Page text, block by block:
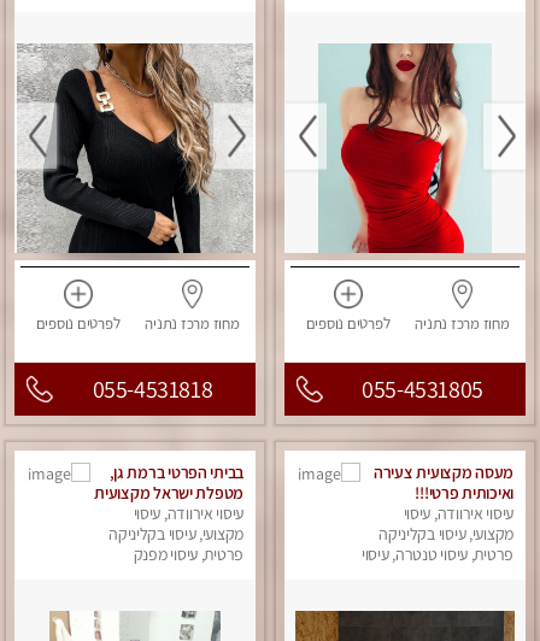
מחוז מרכז נתניה לפרטים נוספים
055-4531805
מחוז מרכז נתניה לפרטים נוספים
055-4531818
מעסה מקצועית צעירה
ואיכותית פרטי!!!
עיסוי אירוודה, עיסוי
מקצועי, עיסוי בקליניקה
פרטית, עיסוי טנטרה, עיסוי
בביתי הפרטי ברמת גן,
מטפלת ישראל מקצועית
ומנוסה . עיסוי שוודי
קלאסי משולב רקמות
עמוק, בהתאמה אישית .
עיסוי אירוודה, עיסוי
מקצועי, עיסוי בקליניקה
פרטית, עיסוי מפנק